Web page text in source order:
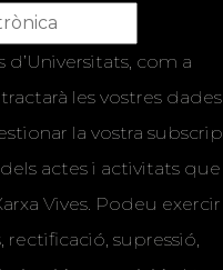
d’Universitats, com a
les vostres
la vostra
actes i activitats que
Vives. Podeu exercir
rectificació, supressió,